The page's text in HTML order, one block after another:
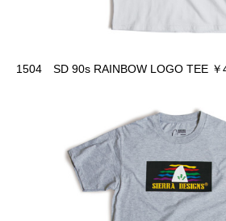
1504 SD 90s RAINBOW LOGO TEE